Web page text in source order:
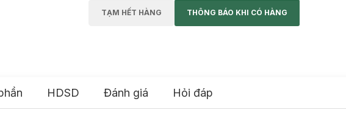
TẠM HẾT HÀNG THÔNG BÁO KHI CÓ HÀNG
HDSD Đánh giá Hỏi đáp